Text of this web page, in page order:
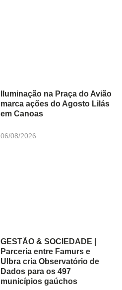
Iluminação na Praça do Avião
marca ações do Agosto Lilás
em Canoas
06/08/2026
GESTÃO & SOCIEDADE |
Parceria entre Famurs e
Ulbra cria Observatório de
Dados para os 497
municípios gaúchos